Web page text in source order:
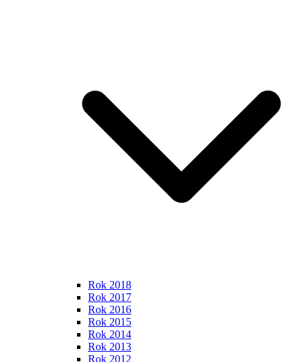
Rok 2018
Rok 2017
Rok 2016
Rok 2015
Rok 2014
Rok 2013
Rok 2012